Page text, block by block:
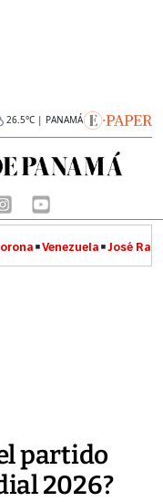
26.5°C | PANAMÁ
Venezuela José
partido
2026?